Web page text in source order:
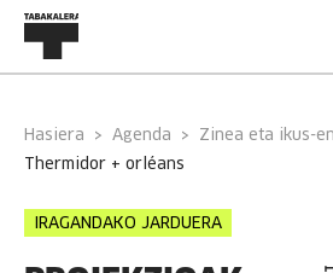
Hasiera Agenda
Zinea eta ikus-
thermidor + orléans
IRAGANDAKO JARDUERA